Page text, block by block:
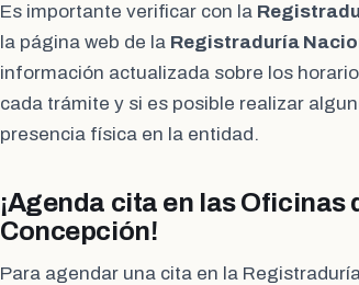
Es importante verificar con la
la página web de la Registraduría
información actualizada sobre los
cada trámite y si es posible realizar
presencia física en la entidad.
¡Agenda cita en las
Concepción!
Para agendar una cita en la